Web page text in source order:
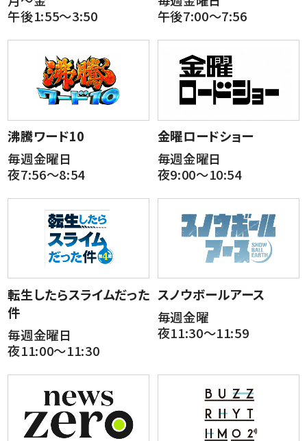
午後1:55～3:50
午後7:00～7:56
沸騰ワード10
毎週金曜日
夜7:56～8:54
金曜ロードショー
毎週金曜日
夜9:00～10:54
転生したらスライムだった
件
毎週金曜日
夜11:00～11:30
スノウボールアース
毎週金曜
夜11:30～11:59